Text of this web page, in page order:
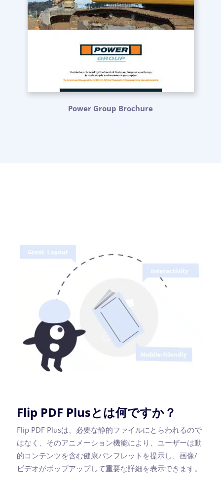
Power Group Brochure
Flip PDF Plusとは何ですか？
Flip PDF Plusは、必要な静的ファイルにとらわれるので
はなく、そのアニメーション機能により、ユーザーは動
的コンテンツを含む健康パンフレットを提示し、画像/
ビデオがポップアップして重要な詳細を表示できます。